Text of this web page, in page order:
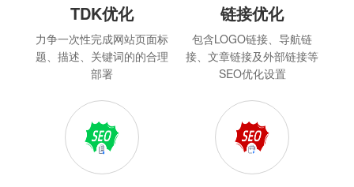
TDK优化
力争一次性完成网站页面标
题、描述、关键词的的合理
部署
链接优化
包含LOGO链接、导航链
接、文章链接及外部链接等
SEO优化设置